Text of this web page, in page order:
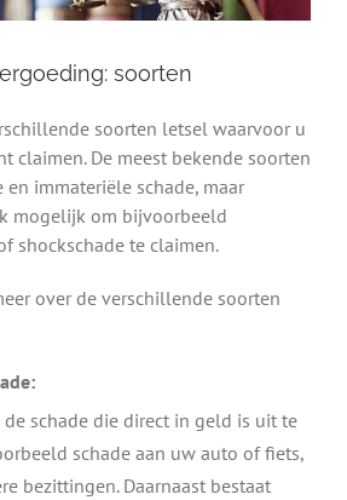
soorten
soorten letsel waarvoor u
claimen. De meest bekende soorten
immateriële schade, maar
mogelijk om bijvoorbeeld
shockschade te claimen.
over de verschillende soorten
schade die direct in geld is uit te
schade aan uw auto of fiets,
bezittingen. Daarnaast bestaat